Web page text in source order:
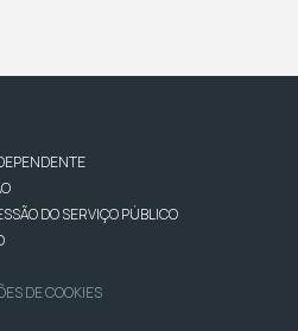
DO SERVIÇO PÚBLICO
DE COOKIES